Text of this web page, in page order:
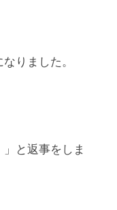
りました。
と返事をしま